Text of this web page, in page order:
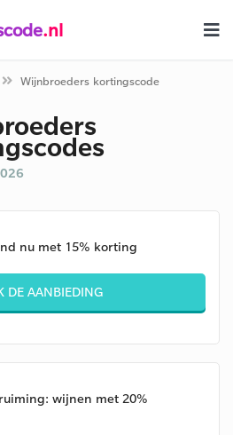
.nl
Wijnbroeders kortingscode
nu met 15% korting
DE AANBIEDING
wijnen met 20%